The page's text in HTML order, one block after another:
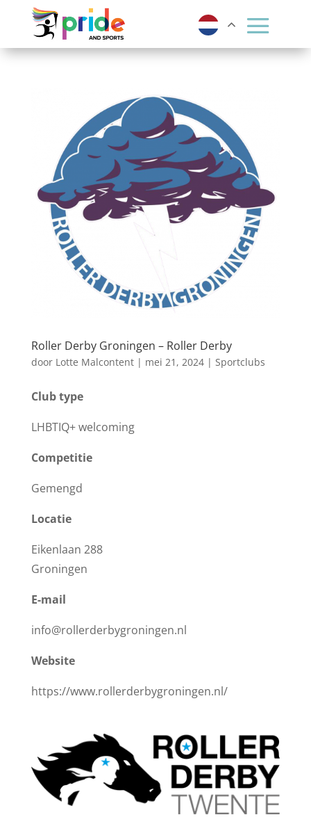
Roller Derby Groningen – Roller Derby
door Lotte Malcontent| mei 21, 2024| Sportclubs
Club type
LHBTIQ+ welcoming
Competitie
Gemengd
Locatie
Eikenlaan 288
Groningen
E-mail
info@rollerderbygroningen.nl
Website
https://www.rollerderbygroningen.nl/